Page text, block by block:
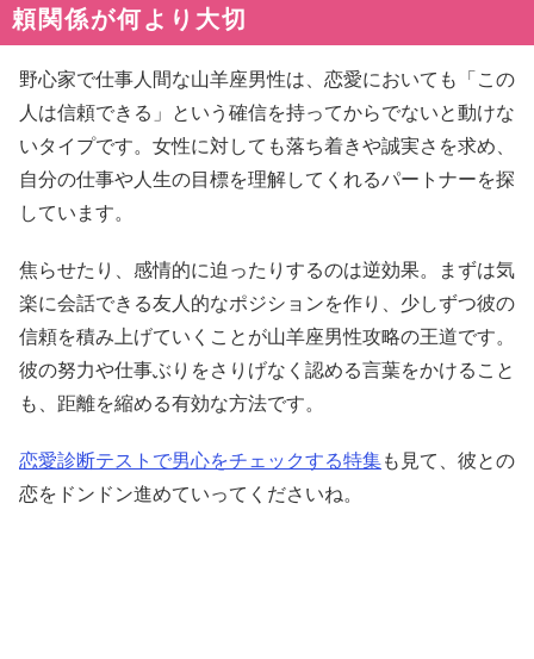
頼関係が何より大切
野心家で仕事人間な山羊座男性は、恋愛においても「この
人は信頼できる」という確信を持ってからでないと動けな
いタイプです。女性に対しても落ち着きや誠実さを求め、
自分の仕事や人生の目標を理解してくれるパートナーを探
しています。
焦らせたり、感情的に迫ったりするのは逆効果。まずは気
楽に会話できる友人的なポジションを作り、少しずつ彼の
信頼を積み上げていくことが山羊座男性攻略の王道です。
彼の努力や仕事ぶりをさりげなく認める言葉をかけること
も、距離を縮める有効な方法です。
恋愛診断テストで男心をチェックする特集も見て、彼との
恋をドンドン進めていってくださいね。